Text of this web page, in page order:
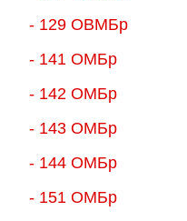
- 129 ОВМБр
- 141 ОМБр
- 142 ОМБр
- 143 ОМБр
- 144 ОМБр
- 151 ОМБр